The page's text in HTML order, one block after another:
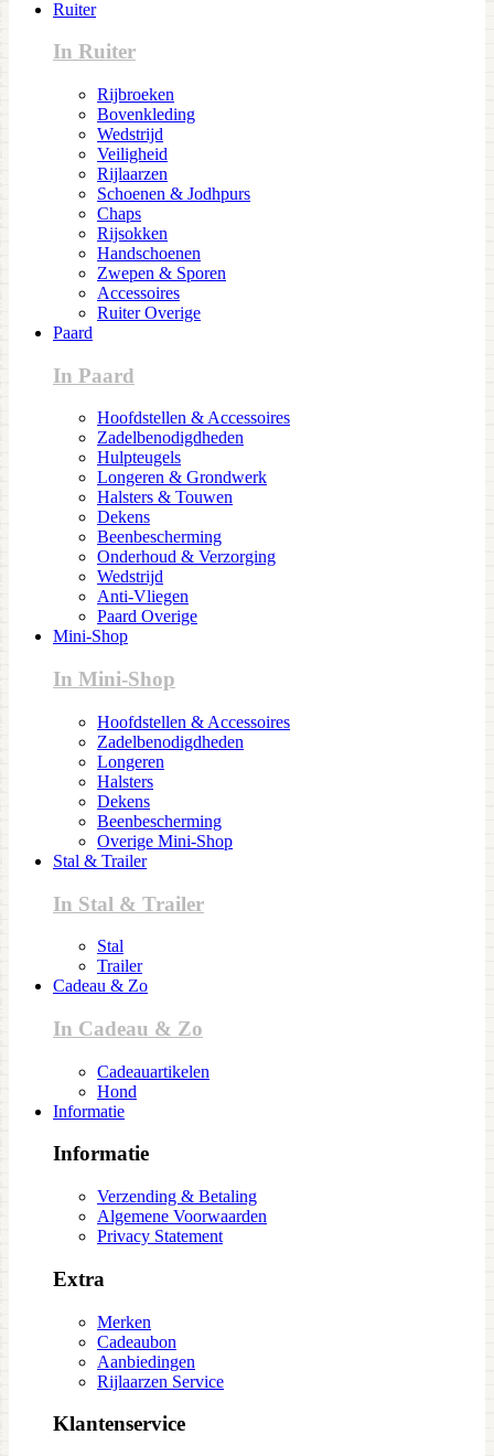
Ruiter
In Ruiter
Rijbroeken
Bovenkleding
Wedstrijd
Veiligheid
Rijlaarzen
Schoenen & Jodhpurs
Chaps
Rijsokken
Handschoenen
Zwepen & Sporen
Accessoires
Ruiter Overige
Paard
In Paard
Hoofdstellen & Accessoires
Zadelbenodigdheden
Hulpteugels
Longeren & Grondwerk
Halsters & Touwen
Dekens
Beenbescherming
Onderhoud & Verzorging
Wedstrijd
Anti-Vliegen
Paard Overige
Mini-Shop
In Mini-Shop
Hoofdstellen & Accessoires
Zadelbenodigdheden
Longeren
Halsters
Dekens
Beenbescherming
Overige Mini-Shop
Stal & Trailer
In Stal & Trailer
Stal
Trailer
Cadeau & Zo
In Cadeau & Zo
Cadeauartikelen
Hond
Informatie
Informatie
Verzending & Betaling
Algemene Voorwaarden
Privacy Statement
Extra
Merken
Cadeaubon
Aanbiedingen
Rijlaarzen Service
Klantenservice